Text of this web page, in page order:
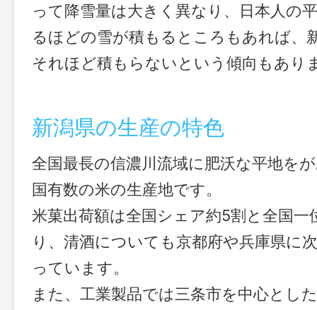
って降雪量は大きく異なり、日本人の
るほどの雪が積もるところもあれば、
それほど積もらないという傾向もあり
新潟県の生産の特色
全国最長の信濃川流域に肥沃な平地を
国有数の米の生産地です。
米菓出荷額は全国シェア約5割と全国一
り、清酒についても京都府や兵庫県に
っています。
また、工業製品では三条市を中心とし